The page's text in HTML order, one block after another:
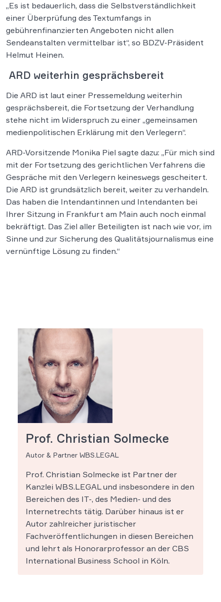
„Es ist bedauerlich, dass die Selbstverständlichkeit
einer Überprüfung des Textumfangs in
gebührenfinanzierten Angeboten nicht allen
Sendeanstalten vermittelbar ist“, so BDZV-Präsident
Helmut Heinen.
ARD weiterhin gesprächsbereit
Die ARD ist laut einer Pressemeldung weiterhin
gesprächsbereit, die Fortsetzung der Verhandlung
stehe nicht im Widerspruch zu einer „gemeinsamen
medienpolitischen Erklärung mit den Verlegern“.
ARD-Vorsitzende Monika Piel sagte dazu: „Für mich sind
mit der Fortsetzung des gerichtlichen Verfahrens die
Gespräche mit den Verlegern keineswegs gescheitert.
Die ARD ist grundsätzlich bereit, weiter zu verhandeln.
Das haben die Intendantinnen und Intendanten bei
Ihrer Sitzung in Frankfurt am Main auch noch einmal
bekräftigt. Das Ziel aller Beteiligten ist nach wie vor, im
Sinne und zur Sicherung des Qualitätsjournalismus eine
vernünftige Lösung zu finden.“
Prof. Christian Solmecke
Autor & Partner WBS.LEGAL
Prof. Christian Solmecke ist Partner der
Kanzlei WBS.LEGAL und insbesondere in den
Bereichen des IT-, des Medien- und des
Internetrechts tätig. Darüber hinaus ist er
Autor zahlreicher juristischer
Fachveröffentlichungen in diesen Bereichen
und lehrt als Honorarprofessor an der CBS
International Business School in Köln.